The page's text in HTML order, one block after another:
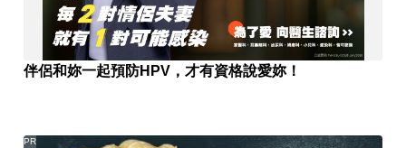
伴侶和妳一起預防HPV，才有資格說愛妳！
PR